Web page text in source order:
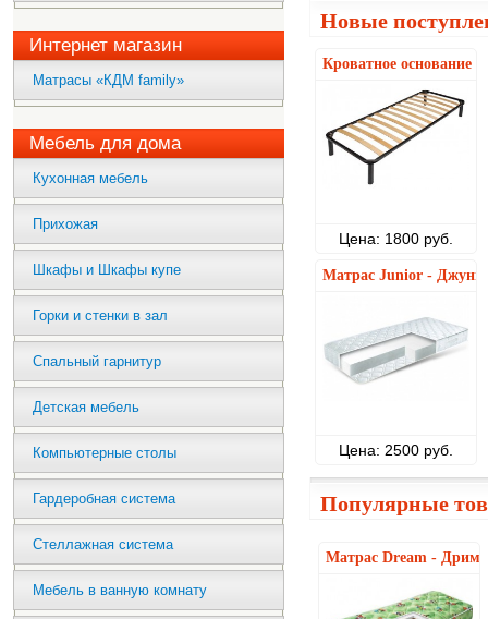
Интернет магазин
Матрасы «КДМ family»
Мебель для дома
Кухонная мебель
Прихожая
Шкафы и Шкафы купе
Горки и стенки в зал
Спальный гарнитур
Детская мебель
Компьютерные столы
Гардеробная система
Стеллажная система
Мебель в ванную комнату
Новые
Кроватное основание
Цена: 1800 руб.
Матрас Junior -
Цена: 2500 руб.
Популярные
Матрас Dream - Дрим